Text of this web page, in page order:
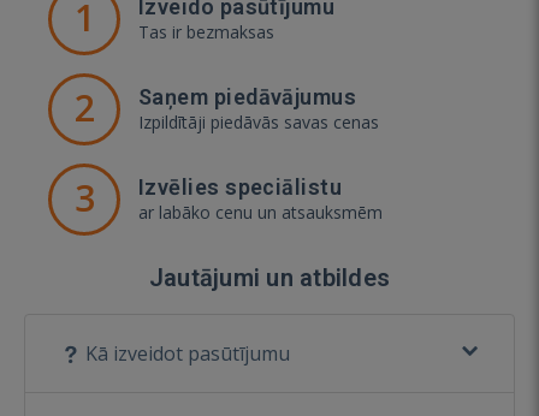
1 Izveido pasūtījumu
Tas ir bezmaksas
2 Saņem piedāvājumus
Izpildītāji piedāvās savas cenas
3 Izvēlies speciālistu
ar labāko cenu un atsauksmēm
Jautājumi un atbildes
Kā izveidot pasūtījumu